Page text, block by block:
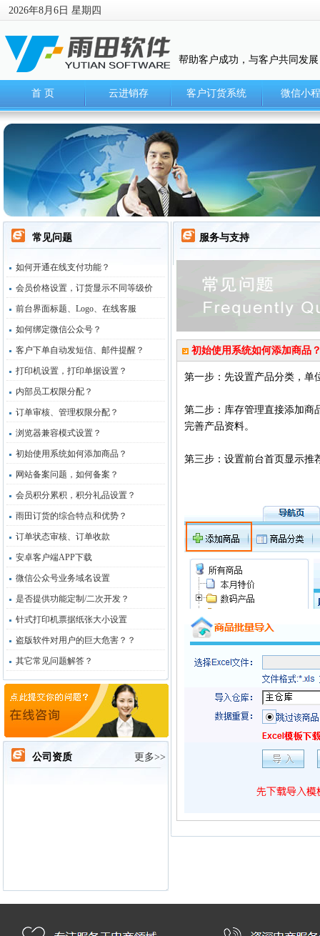
2026年8月6日 星期四
帮助客户成功，与客户共同发
首 页 云进销存 客户订货系统 微信小
常见问题
如何开通在线支付功能？
会员价格设置，订货显示不同等级价
前台界面标题、Logo、在线客服
如何绑定微信公众号？
客户下单自动发短信、邮件提醒？
打印机设置，打印单据设置？
内部员工权限分配？
订单审核、管理权限分配？
浏览器兼容模式设置？
初始使用系统如何添加商品？
网站备案问题，如何备案？
会员积分累积，积分礼品设置？
雨田订货的综合特点和优势？
订单状态审核、订单收款
安卓客户端APP下载
微信公众号业务域名设置
是否提供功能定制/二次开发？
针式打印机票据纸张大小设置
盗版软件对用户的巨大危害？？
其它常见问题解答？
公司资质 更多>>
服务与支持
初始使用系统如何添加商品
第一步：先设置产品分类，单
第二步：库存管理直接添加商
完善产品资料。
第三步：设置前台首页显示推